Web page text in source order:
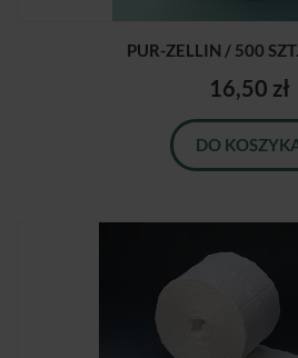
PUR-ZELLIN / 500
16,50 zł
DO